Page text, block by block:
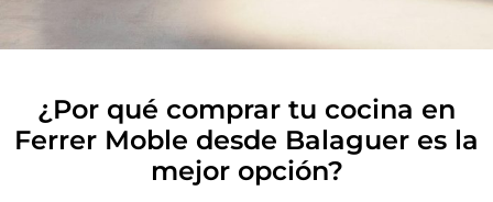
¿Por qué comprar tu cocina en
Ferrer Moble desde Balaguer es la
mejor opción?